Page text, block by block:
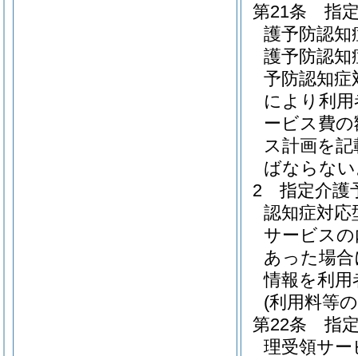
第21条
指
護予防認知
護予防認知
予防認知症
により利
ービス費
ス計画を
ばならな
2
指定介護
認知症対
サービス
あった場
情報を利
(利用料等
第22条
指
理受領サー